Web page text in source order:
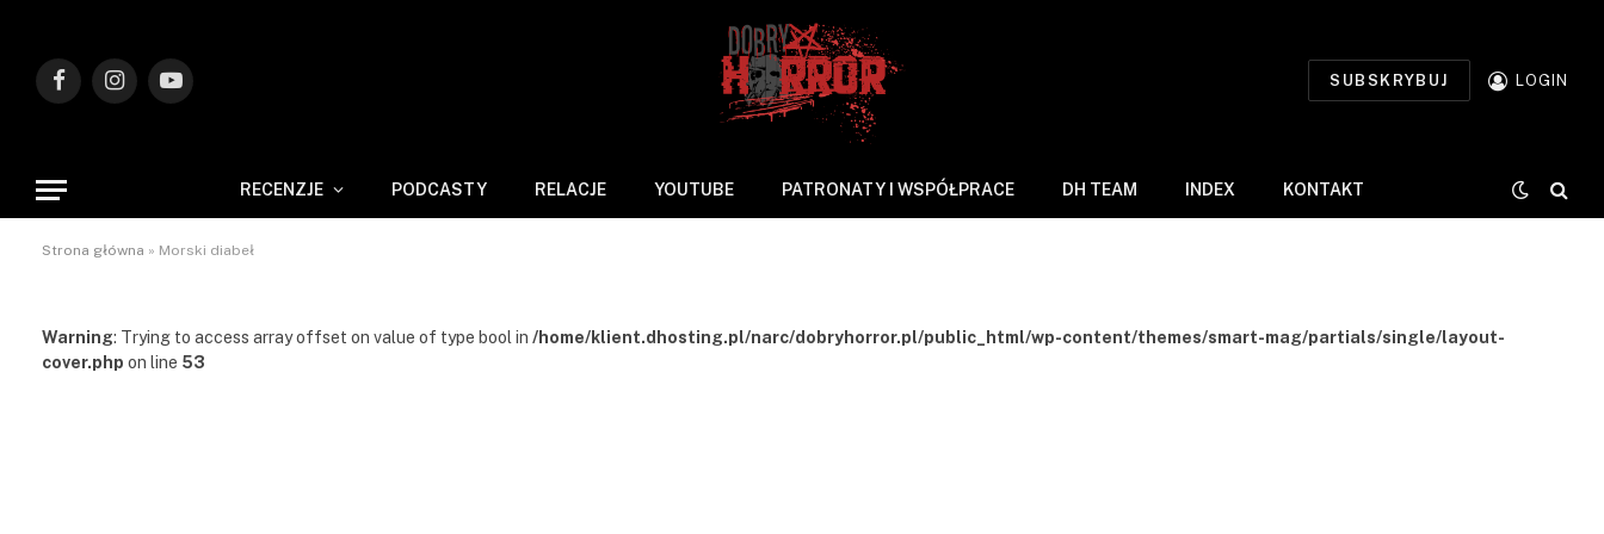
FacebookInstagramYouTube
SUBSKRYBUJ LOGIN
RECENZJE PODCASTY RELACJE YOUTUBE PATRONATY I WSPÓŁPRACE DH TEAM INDEX KONTAKT
Strona główna » Morski diabeł
Warning: Trying to access array offset on value of type bool in /home/klient.dhosting.pl/narc/dobryhorror.pl/public_html/wp-content/themes/smart-mag/partials/single/layout-
cover.php on line 53